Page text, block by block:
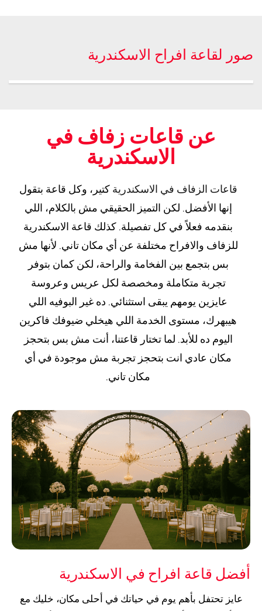
صور لقاعة افراح الاسكندرية
عن قاعات زفاف في
الاسكندرية
قاعات الزفاف في الاسكندرية كتير، وكل قاعة بتقول
إنها الأفضل. لكن التميز الحقيقي مش بالكلام، اللي
بنقدمه فعلاً في كل تفصيلة. كذلك قاعة الاسكندرية
للزفاف والافراح مختلفة عن أي مكان تاني. لأنها مش
بس بتجمع بين الفخامة والراحة، لكن كمان بتوفر
تجربة متكاملة ومخصصة لكل عريس وعروسة
عايزين يومهم يبقى استثنائي. ده غير البوفيه اللي
هيبهرك، مستوى الخدمة اللي هيخلي ضيوفك فاكرين
اليوم ده للأبد. لما تختار قاعتنا، أنت مش بس بتحجز
مكان عادي انت بتحجز تجربة مش موجودة في أي
مكان تاني.
أفضل قاعة افراح في الاسكندرية
عايز تحتفل بأهم يوم في حياتك في أحلى مكان، خليك مع